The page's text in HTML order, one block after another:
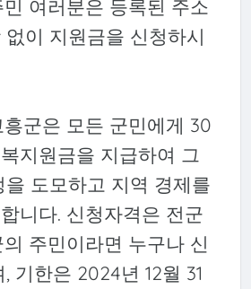
여러분은 등록된 주소
이 지원금을 신청하시
군은 모든 군민에게 30
지원금을 지급하여 그
도모하고 지역 경제를
니다. 신청자격은 전군
주민이라면 누구나 신
기한은 2024년 12월 31